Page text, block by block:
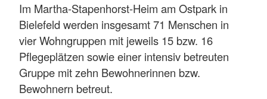
Im Martha-Stapenhorst-Heim am Ostpark in
Bielefeld werden insgesamt 71 Menschen in
vier Wohngruppen mit jeweils 15 bzw. 16
Pflegeplätzen sowie einer intensiv betreuten
Gruppe mit zehn Bewohnerinnen bzw.
Bewohnern betreut.